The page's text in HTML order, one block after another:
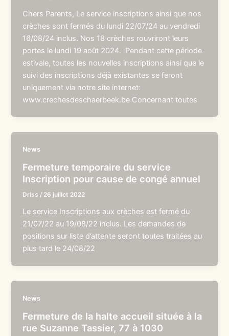
Chers Parents, Le service inscriptions ainsi que nos
crèches sont fermés du lundi 22/07/24 au vendredi
16/08/24 inclus. Nos 18 crèches rouvriront leurs
portes le lundi 19 août 2024. Pendant cette période
estivale, toutes les nouvelles inscriptions ainsi que le
suivi des inscriptions déjà existantes se feront
uniquement via notre site internet:
www.crechesdeschaerbeek.be Concernant toutes
News
Fermeture temporaire du service
Inscription pour cause de congé annuel
Driss / 26 juillet 2022
Le service Inscriptions aux crèches est fermé du
21/07/22 au 19/08/22 inclus. Les demandes de
positions sur liste d’attente seront toutes traitées au
plus tard le 24/08/22
News
Fermeture de la halte accueil située à la
rue Suzanne Tassier, 77 à 1030